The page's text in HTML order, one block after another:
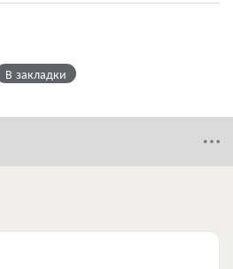
В закладки